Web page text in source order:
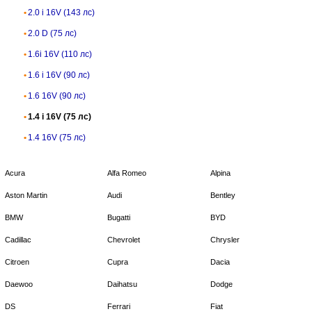
2.0 i 16V (143 лс)
2.0 D (75 лс)
1.6i 16V (110 лс)
1.6 i 16V (90 лс)
1.6 16V (90 лс)
1.4 i 16V (75 лс)
1.4 16V (75 лс)
Acura Alfa Romeo Alpina
Aston Martin Audi Bentley
BMW Bugatti BYD
Cadillac Chevrolet Chrysler
Citroen Cupra Dacia
Daewoo Daihatsu Dodge
DS Ferrari Fiat